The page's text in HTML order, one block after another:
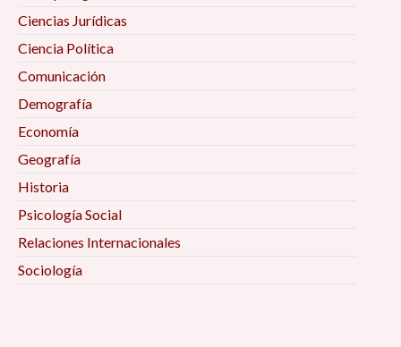
Ciencias Jurídicas
Ciencia Política
Comunicación
Demografía
Economía
Geografía
Historia
Psicología Social
Relaciones Internacionales
Sociología